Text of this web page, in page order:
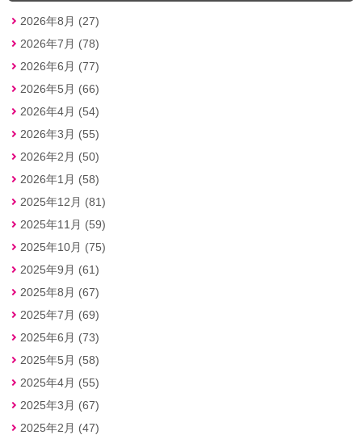
2026年8月 (27)
2026年7月 (78)
2026年6月 (77)
2026年5月 (66)
2026年4月 (54)
2026年3月 (55)
2026年2月 (50)
2026年1月 (58)
2025年12月 (81)
2025年11月 (59)
2025年10月 (75)
2025年9月 (61)
2025年8月 (67)
2025年7月 (69)
2025年6月 (73)
2025年5月 (58)
2025年4月 (55)
2025年3月 (67)
2025年2月 (47)